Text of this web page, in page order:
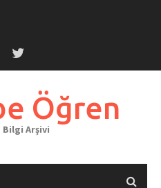
Öğren
Bilgi Arşivi